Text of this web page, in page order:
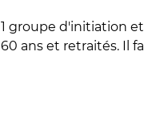
1 groupe d'initiation
60 ans et retraités. Il